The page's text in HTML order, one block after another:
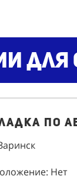
для
по
Нет